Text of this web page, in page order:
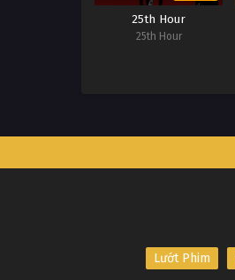
25th Hour
25th Hour
Lướt Phim